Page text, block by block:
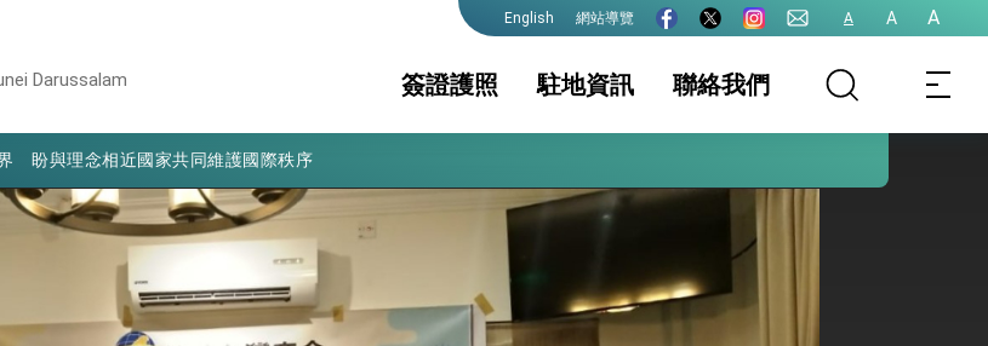
English 網站導覽 A A A
Darussalam 簽證護照
領務服務簡介 領務新聞與訊息
護照
陸港澳人士
其他及下載專區
駐地資訊
國家相關資訊 簽證及入境須知
生活資訊
消保及性平諮詢機
聯絡我們
醫療照護發展開創新里程碑
盼與理念相近國家共同維護國際秩序
合作第一步